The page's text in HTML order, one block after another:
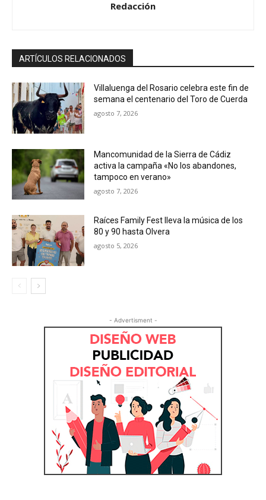
Redacción
ARTÍCULOS RELACIONADOS
Villaluenga del Rosario celebra este fin de
semana el centenario del Toro de Cuerda
agosto 7, 2026
Mancomunidad de la Sierra de Cádiz
activa la campaña «No los abandones,
tampoco en verano»
agosto 7, 2026
Raíces Family Fest lleva la música de los
80 y 90 hasta Olvera
agosto 5, 2026
- Advertisment -